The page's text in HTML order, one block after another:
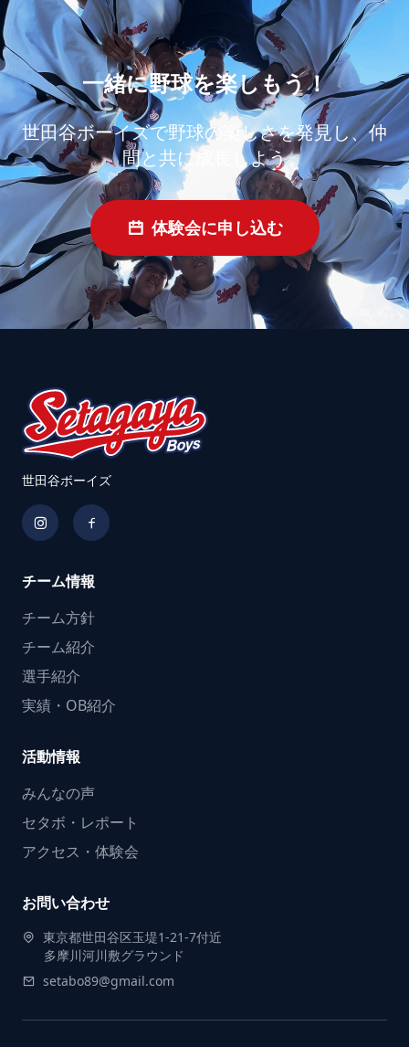
一緒に野球を楽しもう！
世田谷ボーイズで野球の楽しさを発見し、仲
間と共に成長しよう
体験会に申し込む
世田谷ボーイズ
チーム情報
チーム方針
チーム紹介
選手紹介
実績・OB紹介
活動情報
みんなの声
セタボ・レポート
アクセス・体験会
お問い合わせ
東京都世田谷区玉堤1-21-7付近
多摩川河川敷グラウンド
setabo89@gmail.com